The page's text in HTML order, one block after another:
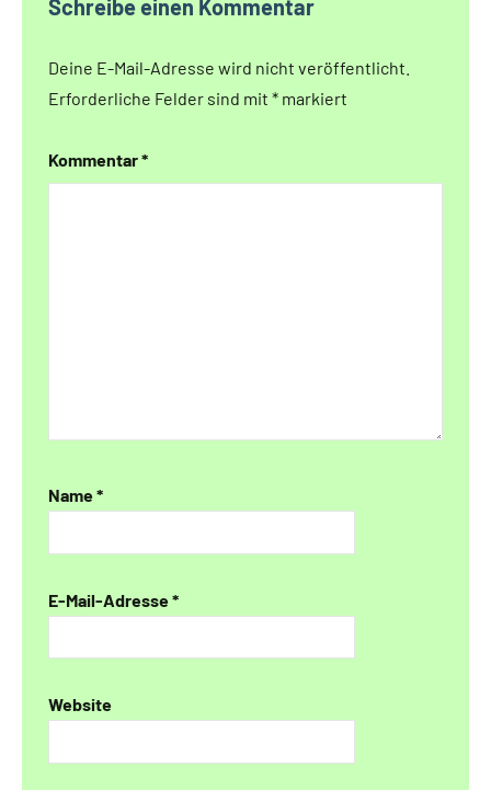
Schreibe einen Kommentar
Deine E-Mail-Adresse wird nicht veröffentlicht.
Erforderliche Felder sind mit * markiert
Kommentar*
Name*
E-Mail-Adresse*
Website